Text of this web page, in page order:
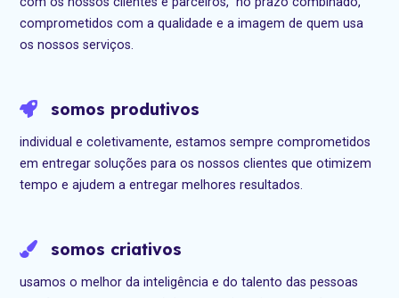
comprometidos com a qualidade e a imagem de quem usa
os nossos serviços.
somos produtivos
individual e coletivamente, estamos sempre comprometidos
em entregar soluções para os nossos clientes que otimizem
tempo e ajudem a entregar melhores resultados.
somos criativos
usamos o melhor da inteligência e do talento das pessoas